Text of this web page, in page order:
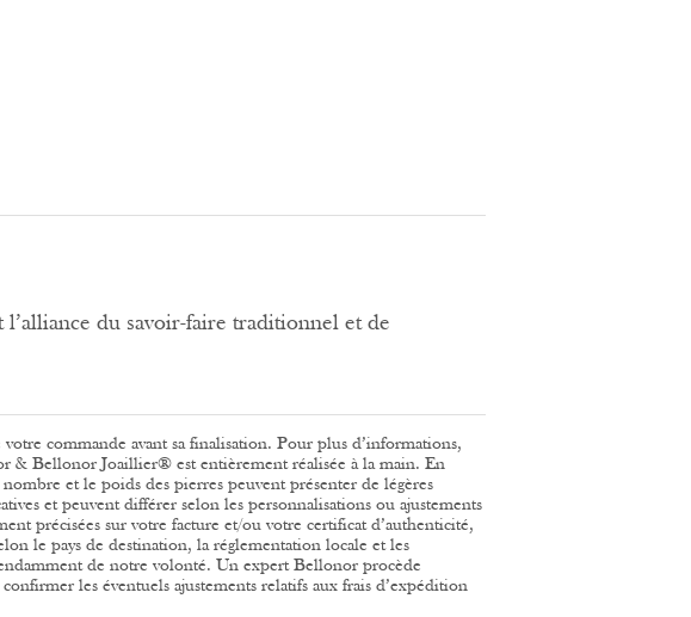
l’alliance du savoir-faire traditionnel et de
commande avant sa finalisation. Pour plus d’informations,
& Bellonor Joaillier® est entièrement réalisée à la main. En
et le poids des pierres peuvent présenter de légères
et peuvent différer selon les personnalisations ou ajustements
précisées sur votre facture et/ou votre certificat d’authenticité,
le pays de destination, la réglementation locale et les
de notre volonté. Un expert Bellonor procède
les éventuels ajustements relatifs aux frais d’expédition